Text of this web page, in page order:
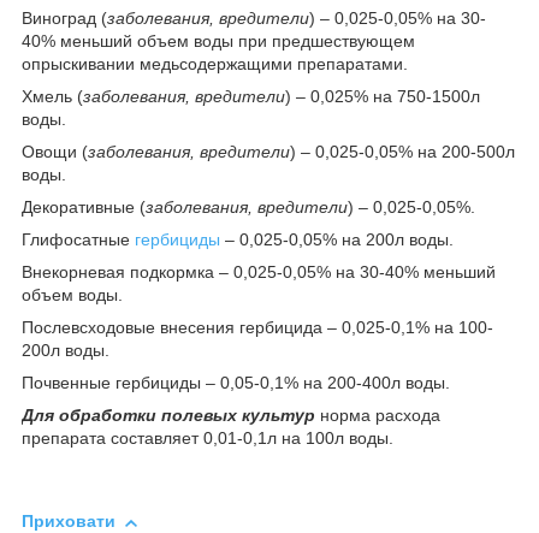
Виноград (заболевания, вредители) – 0,025-0,05% на 30-
40% меньший объем воды при предшествующем
опрыскивании медьсодержащими препаратами.
Хмель (заболевания, вредители) – 0,025% на 750-1500л
воды.
Овощи (заболевания, вредители) – 0,025-0,05% на 200-500л
воды.
Декоративные (заболевания, вредители) – 0,025-0,05%.
Глифосатные гербициды – 0,025-0,05% на 200л воды.
Внекорневая подкормка – 0,025-0,05% на 30-40% меньший
объем воды.
Послевсходовые внесения гербицида – 0,025-0,1% на 100-
200л воды.
Почвенные гербициды – 0,05-0,1% на 200-400л воды.
Для обработки полевых культур норма расхода
препарата составляет 0,01-0,1л на 100л воды.
Приховати